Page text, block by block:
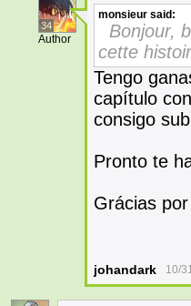
34
Author
monsieur said:
Bonjour,
cette
Tengo
capítulo
consigo
Pronto te
Grácias
johandark 10/